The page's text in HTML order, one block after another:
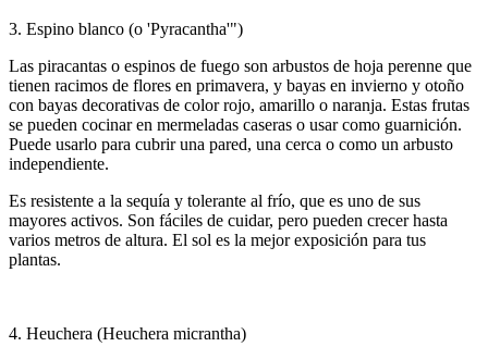
3. Espino blanco (o 'Pyracantha'")
Las piracantas o espinos de fuego son arbustos de hoja perenne que
tienen racimos de flores en primavera, y bayas en invierno y otoño
con bayas decorativas de color rojo, amarillo o naranja. Estas frutas
se pueden cocinar en mermeladas caseras o usar como guarnición.
Puede usarlo para cubrir una pared, una cerca o como un arbusto
independiente.
Es resistente a la sequía y tolerante al frío, que es uno de sus
mayores activos. Son fáciles de cuidar, pero pueden crecer hasta
varios metros de altura. El sol es la mejor exposición para tus
plantas.
4. Heuchera (Heuchera micrantha)